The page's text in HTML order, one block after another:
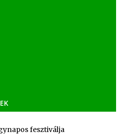
fesztiválja